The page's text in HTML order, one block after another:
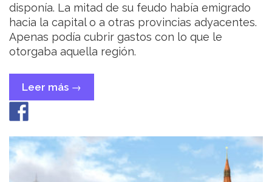
disponía. La mitad de su feudo había emigrado
hacia la capital o a otras provincias adyacentes.
Apenas podía cubrir gastos con lo que le
otorgaba aquella región.
Leer más «Venganza
distante»
→